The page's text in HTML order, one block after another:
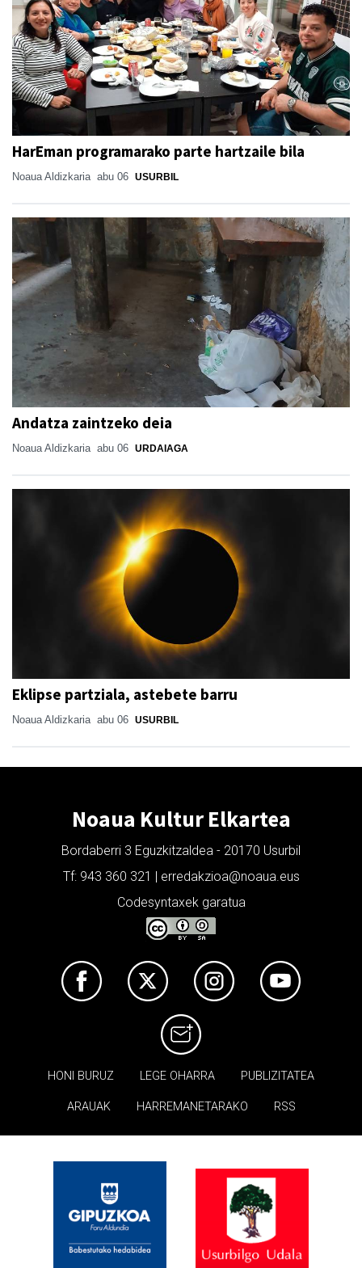
HarEman programarako parte hartzaile bila
Noaua Aldizkaria abu 06 USURBIL
Andatza zaintzeko deia
Noaua Aldizkaria abu 06 URDAIAGA
Eklipse partziala, astebete barru
Noaua Aldizkaria abu 06 USURBIL
Noaua Kultur Elkartea
Bordaberri 3 Eguzkitzaldea - 20170 Usurbil
Tf: 943 360 321 | erredakzioa@noaua.eus
Codesyntaxek garatua
HONI BURUZ LEGE OHARRA PUBLIZITATEA
ARAUAK HARREMANETARAKO RSS